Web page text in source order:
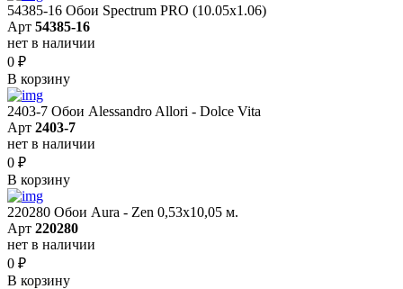
54385-16 Обои Spectrum PRO (10.05х1.06)
Арт 54385-16
нет в наличии
0 ₽
В корзину
2403-7 Обои Alessandro Allori - Dolce Vita
Арт 2403-7
нет в наличии
0 ₽
В корзину
220280 Обои Aura - Zen 0,53х10,05 м.
Арт 220280
нет в наличии
0 ₽
В корзину